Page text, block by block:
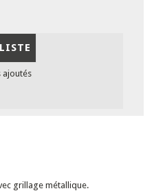
ajoutés
grillage métallique.